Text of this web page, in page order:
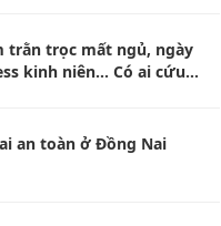
trằn trọc mất ngủ, ngày
kinh niên... Có ai cứu
an toàn ở Đồng Nai